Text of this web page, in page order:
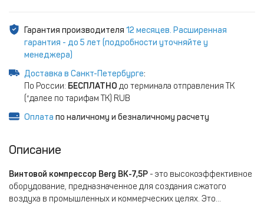
Гарантия производителя 12 месяцев. Расширенная
гарантия - до 5 лет (подробности уточняйте у
менеджера)
Доставка в Санкт-Петербурге:
По России: БЕСПЛАТНО до терминала отправления ТК
(*далее по тарифам ТК) RUB
Оплата по наличному и безналичному расчету
Описание
Винтовой компрессор Berg ВК-7,5Р - это высокоэффективное
оборудование, предназначенное для создания сжатого
воздуха в промышленных и коммерческих целях. Это